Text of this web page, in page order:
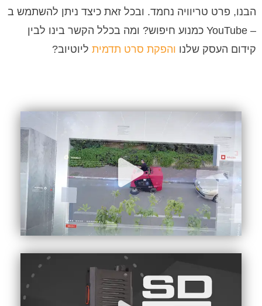
הבנו, פרט טריוויה נחמד. ובכל זאת כיצד ניתן להשתמש ב
– YouTube כמנוע חיפוש? ומה בכלל הקשר בינו לבין
קידום העסק שלנו והפקת סרט תדמית ליוטיוב?